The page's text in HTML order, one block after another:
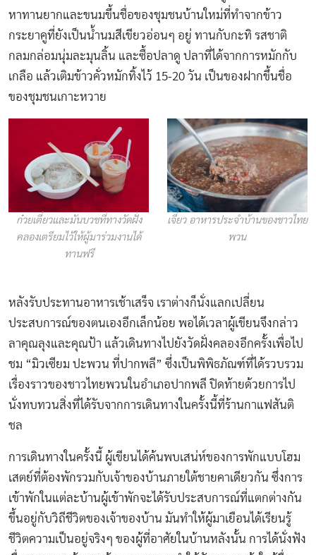
หาทานยากและขนมขึ้นชื่อของชุมชนบ้านใหม่ที่ทำจากข้าว
กระยาคูที่ยังเป็นน้ำนมสีเขียวอ่อนๆ อยู่ ทานกับกะทิ รสชาติ
กลมกล่อมนุ่มละมุนลิ้น และซื้อปลาดู ปลาที่ได้จากการหมักกับ
เกลือ แล้วเติมข้าวคั่วหมักทิ้งไว้ 15-20 วัน เป็นของฝากขึ้นชื่อ
ของชุมชนเกาะหวาย
ก๋วยเตี๋ยวและมันบวชที่ทางวัดฝั่ง
คลองเตรียมไว้ให้ผู้มาร่วมงานได้
ทานฟรี
เจี่ยว อาหารประจำบ้านของชาวไทย
พวน
หลังรับประทานอาหารเช้าเสร็จ เราต่างก็นั่งแลกเปลี่ยน
ประสบการณ์ของตนเองอีกเล็กน้อย พอได้เวลาผู้เขียนจึงกล่าว
ลาคุณลุงและคุณป้า แล้วเดินทางไปยังวัดฝั่งคลองอีกครั้งเพื่อไป
ชม “มิวเซียม ปะพวน ที่ปากพลี” ซึ่งเป็นพิพิธภัณฑ์ที่ได้รวบรวม
เรื่องราวของชาวไทยพวนในอำเภอปากพลี ปิดท้ายด้วยการไป
นั่งทบทวนสิ่งที่ได้รับจากการเดินทางในครั้งนี้ที่ร้านกาแฟสันติ
ชล
การเดินทางในครั้งนี้ ผู้เขียนได้ค้นพบเสน่ห์ของการพักแบบโฮม
เสตย์ที่ต้องพักรวมกับเจ้าของบ้านภายใต้ชายคาเดียวกัน ซึ่งการ
เข้าพักในแต่ละบ้านผู้เข้าพักจะได้รับประสบการณ์ที่แตกต่างกัน
ขึ้นอยู่กับวิถีชีวิตของเจ้าของบ้าน มันทำให้ผู้มาเยือนได้เรียนรู้
ชีวิตความเป็นอยู่จริงๆ ของผู้ที่อาศัยในบ้านหลังนั้น การได้นั่งฟัง